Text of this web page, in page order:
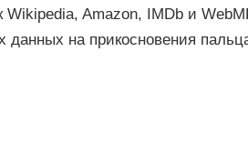
Wikipedia, Amazon, IMDb и
данных на прикосновения